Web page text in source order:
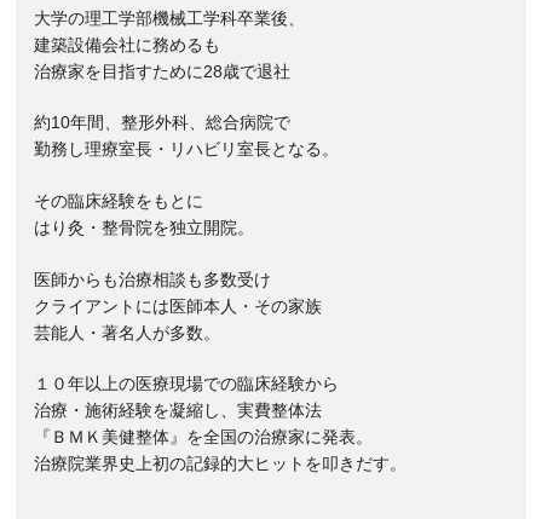
大学の理工学部機械工学科卒業後、
建築設備会社に務めるも
治療家を目指すために28歳で退社
約10年間、整形外科、総合病院で
勤務し理療室長・リハビリ室長となる。
その臨床経験をもとに
はり灸・整骨院を独立開院。
医師からも治療相談も多数受け
クライアントには医師本人・その家族
芸能人・著名人が多数。
１０年以上の医療現場での臨床経験から
治療・施術経験を凝縮し、実費整体法
『ＢＭＫ美健整体』を全国の治療家に発表。
治療院業界史上初の記録的大ヒットを叩きだす。